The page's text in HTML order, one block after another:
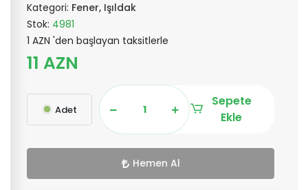
Kategori: Fener, Işıldak
Stok: 4981
1 AZN 'den başlayan taksitlerle
11 AZN
Adet
Sepete
Ekle
Hemen Al